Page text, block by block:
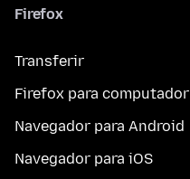
Firefox
Transferir
Firefox para computador
Navegador para Android
Navegador para iOS